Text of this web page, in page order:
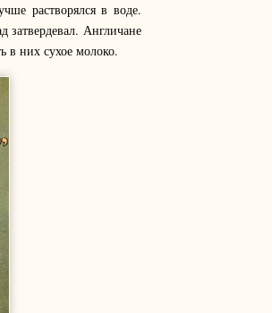
растворялся в воде.
затвердевал. Англичане
в них сухое молоко.